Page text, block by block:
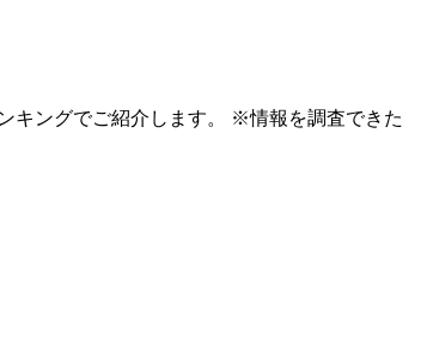
キングでご紹介します。 ※情報を調査できた